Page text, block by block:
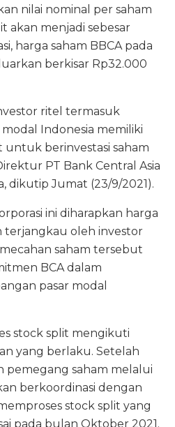
nilai nominal per saham
akan menjadi sebesar
harga saham BBCA pada
berkisar Rp32.000
ritel termasuk
Indonesia memiliki
berinvestasi saham
PT Bank Central Asia
dikutip Jumat (23/9/2021).
ini diharapkan harga
terjangkau oleh investor
saham tersebut
BCA dalam
pasar modal
stock split mengikuti
yang berlaku. Setelah
saham melalui
berkoordinasi dengan
stock split yang
pada bulan Oktober 2021.